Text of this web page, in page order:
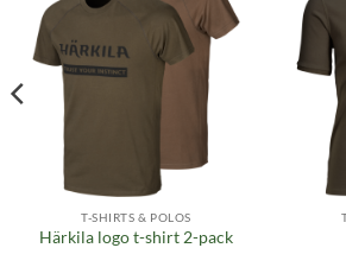
Toevoegen
aan
verlanglijst
T-SHIRTS & POLOS
Härkila logo t-shirt 2-pack